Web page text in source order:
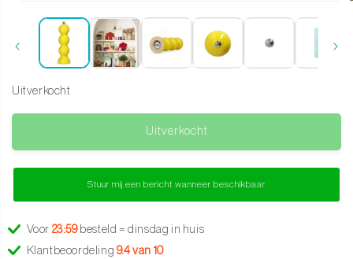
Uitverkocht
Uitverkocht
Stuur mij een bericht wanneer beschikbaar
Voor 23:59besteld = dinsdag in huis
Klantbeoordeling 9.4 van 10